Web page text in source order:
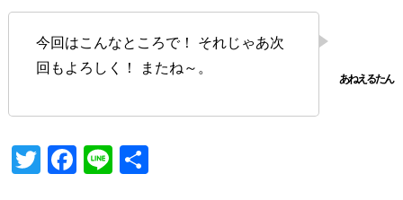
今回はこんなところで！ それじゃあ次
回もよろしく！ またね～。
T
Fa
Li